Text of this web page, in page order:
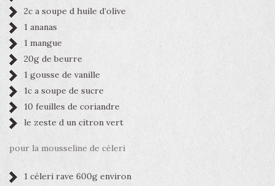
2c a soupe d huile d’olive
1 ananas
1 mangue
20g de beurre
1 gousse de vanille
1c a soupe de sucre
10 feuilles de coriandre
le zeste d un citron vert
pour la mousseline de céleri
1 céleri rave 600g environ